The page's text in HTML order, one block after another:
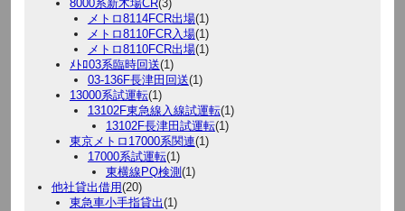
8000系新木場CR(3)
メトロ8114FCR出場(1)
メトロ8110FCR入場(1)
メトロ8110FCR出場(1)
ﾒﾄﾛ03系臨時回送(1)
03-136F長津田回送(1)
13000系試運転(1)
13102F東急線入線試運転(1)
13102F長津田試運転(1)
東京メトロ17000系関連(1)
17000系試運転(1)
東横線PQ検測 (1)
他社貸出借用(20)
東急車小手指貸出(1)